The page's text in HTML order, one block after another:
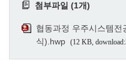
첨부파일 (1개)
협동과정 우주시스템전
식).hwp (12 KB,